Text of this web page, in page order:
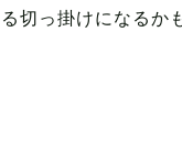
切っ掛けになるか